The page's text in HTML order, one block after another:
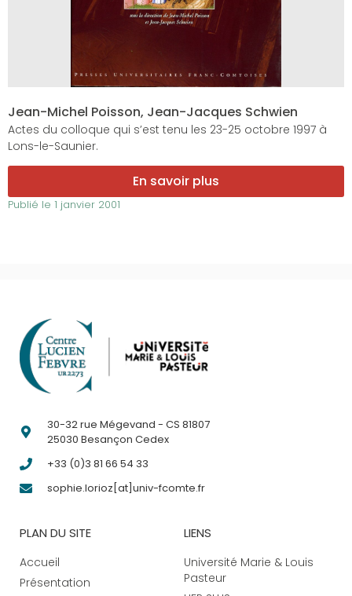
Jean-Michel Poisson, Jean-Jacques Schwien
Actes du colloque qui s’est tenu les 23-25 octobre 1997 à
Lons-le-Saunier.
En savoir plus
Publié le 1 janvier 2001
30-32 rue Mégevand - CS 81807
25030 Besançon Cedex
+33 (0)3 81 66 54 33
sophie.lorioz[at]univ-fcomte.fr
PLAN DU SITE
Accueil
Présentation
LIENS
Université Marie & Louis
Pasteur